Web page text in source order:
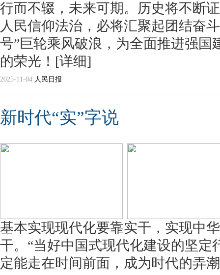
行而不辍，未来可期。历史将不断
人民信仰法治，必将汇聚起团结奋
号”巨轮乘风破浪，为全面推进强国
的荣光！ [详细]
2025-11-04 人民日报
新时代“实”字说
基本实现现代化要靠实干，实现中
干。“当好中国式现代化建设的坚定
定能走在时间前面，成为时代的弄